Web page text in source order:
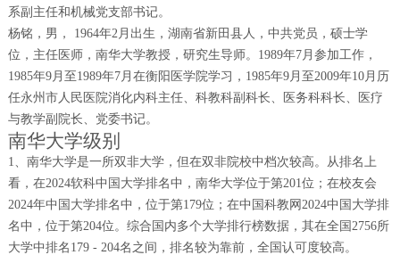
系副主任和机械党支部书记。
杨铭，男， 1964年2月出生，湖南省新田县人，中共党员，硕士学
位，主任医师，南华大学教授，研究生导师。1989年7月参加工作，
1985年9月至1989年7月在衡阳医学院学习，1985年9月至2009年10月历
任永州市人民医院消化内科主任、科教科副科长、医务科科长、医疗
与教学副院长、党委书记。
南华大学级别
1、南华大学是一所双非大学，但在双非院校中档次较高。从排名上
看，在2024软科中国大学排名中，南华大学位于第201位；在校友会
2024年中国大学排名中，位于第179位；在中国科教网2024中国大学排
名中，位于第204位。综合国内多个大学排行榜数据，其在全国2756所
大学中排名179 - 204名之间，排名较为靠前，全国认可度较高。